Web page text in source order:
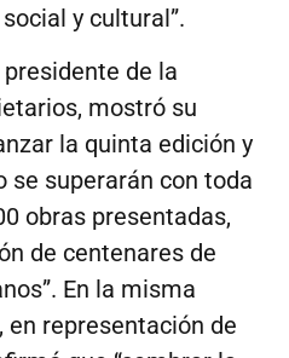
y cultural”.
de la
mostró su
la quinta edición y
se superarán con toda
obras presentadas,
de centenares de
En la misma
en representación de